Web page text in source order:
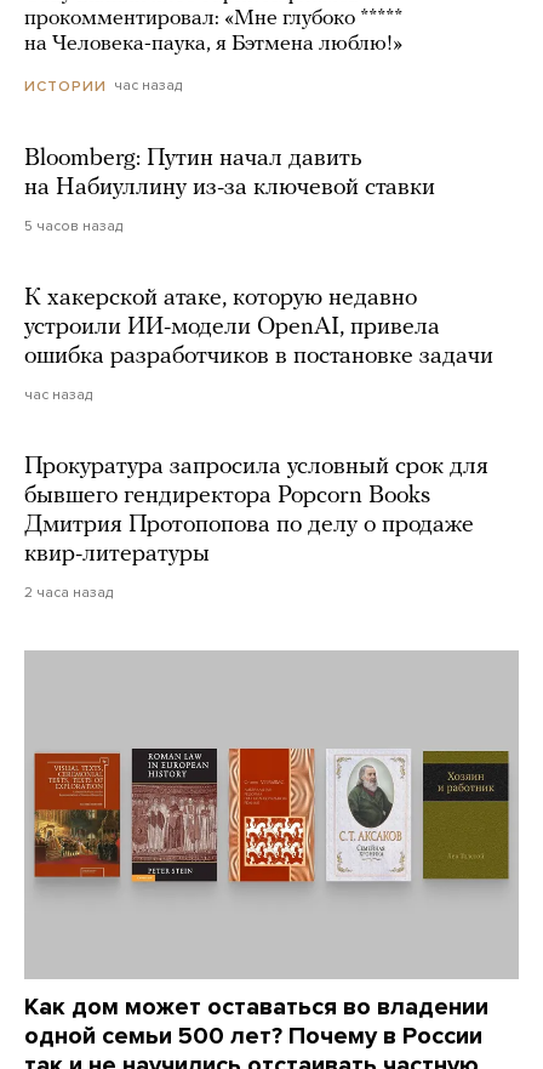
прокомментировал: «Мне глубоко *****
на Человека-паука, я Бэтмена люблю!»
ИСТОРИИ час назад
Bloomberg: Путин начал давить
на Набиуллину из-за ключевой ставки
5 часов назад
К хакерской атаке, которую недавно
устроили ИИ-модели OpenAI, привела
ошибка разработчиков в постановке задачи
час назад
Прокуратура запросила условный срок для
бывшего гендиректора Popcorn Books
Дмитрия Протопопова по делу о продаже
квир-литературы
2 часа назад
Как дом может оставаться во владении
одной семьи 500 лет? Почему в России